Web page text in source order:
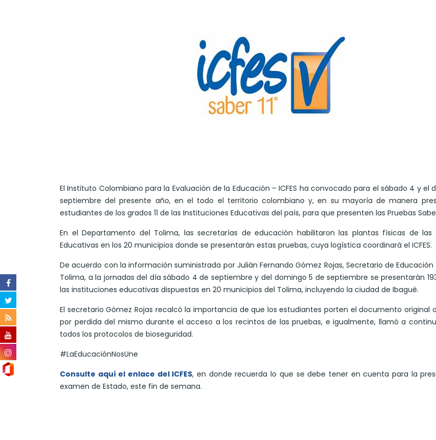
El Instituto Colombiano para la Evaluación de la Educación – ICFES ha convocado para el sábado 4 y el
septiembre del presente año, en el todo el territorio colombiano y, en su mayoría de manera
estudiantes de los grados 11 de las Instituciones Educativas del país, para que presenten las Pruebas Saber
En el Departamento del Tolima, las secretarías de educación habilitaron las plantas físicas de las
Educativas en los 20 municipios donde se presentarán estas pruebas, cuya logística coordinará el ICFES.
De acuerdo con la información suministrada por Julián Fernando Gómez Rojas, Secretario de
Tolima, a la jornadas del día sábado 4 de septiembre y del domingo 5 de septiembre se presentarán
las instituciones educativas dispuestas en 20 municipios del Tolima, incluyendo la ciudad de Ibagué.
El secretario Gómez Rojas recalcó la importancia de que los estudiantes porten el documento original
por perdida del mismo durante el acceso a los recintos de las pruebas, e igualmente, llamó a
todos los protocolos de bioseguridad.
#LaEducaciónNosUne
Consulte aquí el enlace del ICFES, en donde recuerda lo que se debe tener en cuenta para la
examen de Estado, este fin de semana.